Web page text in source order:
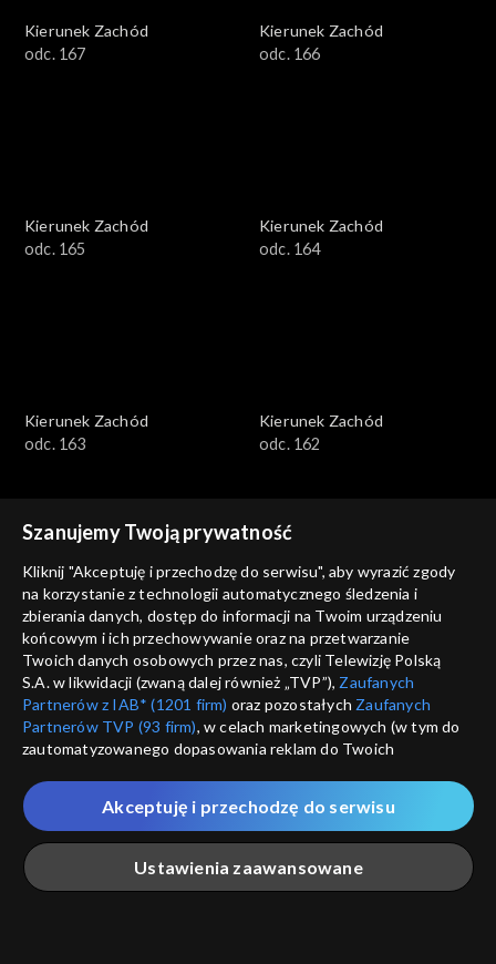
Kierunek Zachód
odc. 167
Kierunek Zachód
odc. 166
Kierunek Zachód
odc. 165
Kierunek Zachód
odc. 164
Kierunek Zachód
odc. 163
Kierunek Zachód
odc. 162
Kierunek Zachód
odc. 161
Kierunek Zachód
odc. 160
Kierunek Zachód
odc. 159
Kierunek Zachód
odc. 158
Szanujemy Twoją prywatność
Kliknij "Akceptuję i przechodzę do serwisu", aby wyrazić zgody
na korzystanie z technologii automatycznego śledzenia i
zbierania danych, dostęp do informacji na Twoim urządzeniu
końcowym i ich przechowywanie oraz na przetwarzanie
Twoich danych osobowych przez nas, czyli Telewizję Polską
S.A. w likwidacji (zwaną dalej również „TVP”), Zaufanych
Partnerów z IAB* (1201 firm) oraz pozostałych Zaufanych
Partnerów TVP (93 firm), w celach marketingowych (w tym do
zautomatyzowanego dopasowania reklam do Twoich
które wskazujemy poniżej, a także zgody na udostępnianie
przez nas identyfikatora PPID do Google.
Twoje dane osobowe zbierane podczas odwiedzania przez
Ciebie naszych
poszczególnych serwisówzwanych dalej
„Portalem”, w tym informacje zapisywane za pomocą
Ustawienia zaawansowane
Akceptuję i przechodzę do serwisu